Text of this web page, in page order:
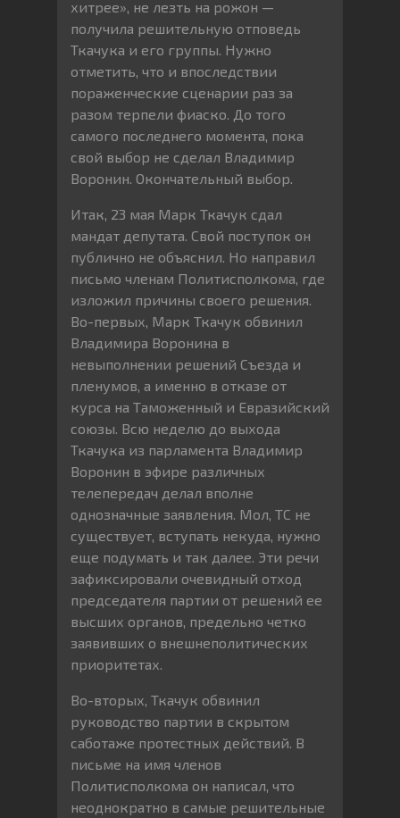
хитрее», не лезть на рожон —
получила решительную отповедь
Ткачука и его группы. Нужно
отметить, что и впоследствии
пораженческие сценарии раз за
разом терпели фиаско. До того
самого последнего момента, пока
свой выбор не сделал Владимир
Воронин. Окончательный выбор.
Итак, 23 мая Марк Ткачук сдал
мандат депутата. Свой поступок он
публично не объяснил. Но направил
письмо членам Политисполкома, где
изложил причины своего решения.
Во-первых, Марк Ткачук обвинил
Владимира Воронина в
невыполнении решений Съезда и
пленумов, а именно в отказе от
курса на Таможенный и Евразийский
союзы. Всю неделю до выхода
Ткачука из парламента Владимир
Воронин в эфире различных
телепередач делал вполне
однозначные заявления. Мол, ТС не
существует, вступать некуда, нужно
еще подумать и так далее. Эти речи
зафиксировали очевидный отход
председателя партии от решений ее
высших органов, предельно четко
заявивших о внешнеполитических
приоритетах.
Во-вторых, Ткачук обвинил
руководство партии в скрытом
саботаже протестных действий. В
письме на имя членов
Политисполкома он написал, что
неоднократно в самые решительные